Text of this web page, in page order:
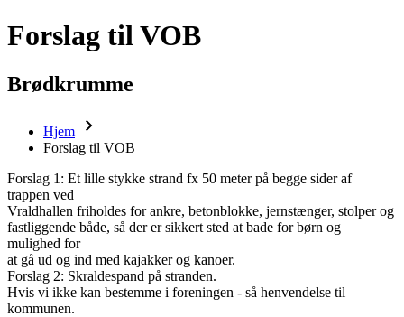
Forslag til VOB
Brødkrumme
Hjem
Forslag til VOB
Forslag 1: Et lille stykke strand fx 50 meter på begge sider af
trappen ved
Vraldhallen friholdes for ankre, betonblokke, jernstænger, stolper og
fastliggende både, så der er sikkert sted at bade for børn og
mulighed for
at gå ud og ind med kajakker og kanoer.
Forslag 2: Skraldespand på stranden.
Hvis vi ikke kan bestemme i foreningen - så henvendelse til
kommunen.